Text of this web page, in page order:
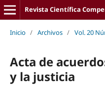
Revista Científica
Inicio / Archivos / Vol. 20
Acta de
y la justicia